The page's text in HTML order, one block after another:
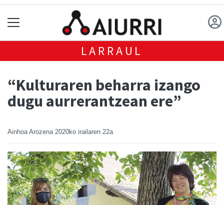
LARRAUL
“Kulturaren beharra izango
dugu aurrerantzean ere”
Ainhoa Arozena 2020ko irailaren 22a